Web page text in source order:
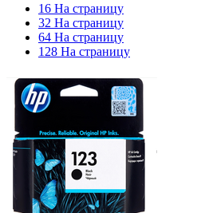
16 На страницу
32 На страницу
64 На страницу
128 На страницу